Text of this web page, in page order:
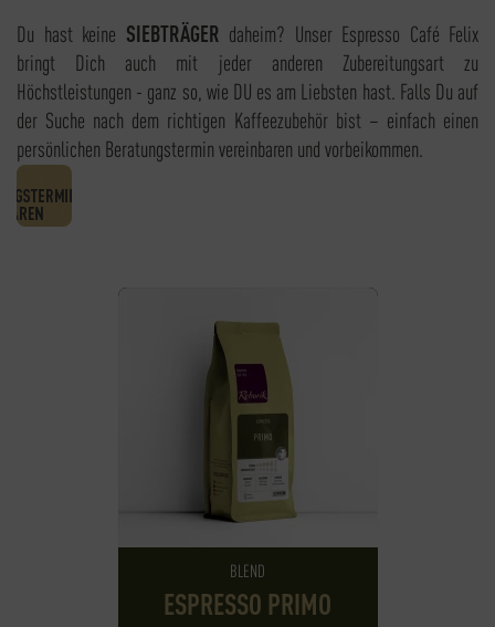
Du hast keine SIEBTRÄGER daheim? Unser Espresso Café Felix
bringt Dich auch mit jeder anderen Zubereitungsart zu
Höchstleistungen - ganz so, wie DU es am Liebsten hast. Falls Du auf
der Suche nach dem richtigen Kaffeezubehör bist – einfach einen
persönlichen Beratungstermin vereinbaren und vorbeikommen.
BLEND
ESPRESSO PRIMO